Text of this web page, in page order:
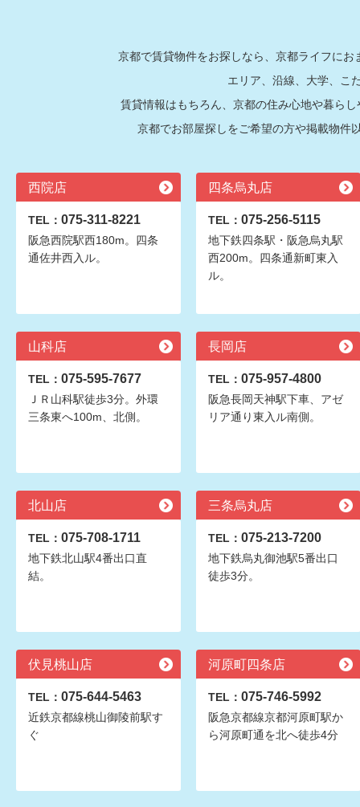
京都で賃貸物件をお探しなら、京都ライフに
エリア、沿線、大学、こ
賃貸情報はもちろん、京都の住み心地や暮ら
京都でお部屋探しをご希望の方や掲載物件
西院店
TEL： 075-311-8221
阪急西院駅西180m。四条
通佐井西入ル。
四条烏丸店
TEL： 075-256-5115
地下鉄四条駅・阪急烏丸駅
西200m。四条通新町東入
ル。
山科店
TEL： 075-595-7677
ＪＲ山科駅徒歩3分。外環
三条東へ100m、北側。
長岡店
TEL： 075-957-4800
阪急長岡天神駅下車、アゼ
リア通り東入ル南側。
北山店
TEL： 075-708-1711
地下鉄北山駅4番出口直
結。
三条烏丸店
TEL： 075-213-7200
地下鉄烏丸御池駅5番出口
徒歩3分。
伏見桃山店
TEL： 075-644-5463
近鉄京都線桃山御陵前駅す
ぐ
河原町四条店
TEL： 075-746-5992
阪急京都線京都河原町駅か
ら河原町通を北へ徒歩4分